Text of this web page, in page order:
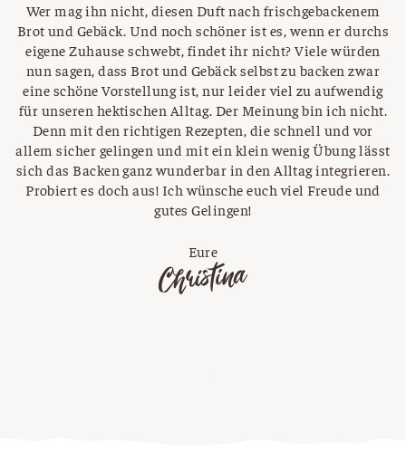
Wer mag ihn nicht, diesen Duft nach frischgebackenem
Brot und Gebäck. Und noch schöner ist es, wenn er durchs
eigene Zuhause schwebt, findet ihr nicht? Viele würden
nun sagen, dass Brot und Gebäck selbst zu backen zwar
eine schöne Vorstellung ist, nur leider viel zu aufwendig
für unseren hektischen Alltag. Der Meinung bin ich nicht.
Denn mit den richtigen Rezepten, die schnell und vor
allem sicher gelingen und mit ein klein wenig Übung lässt
sich das Backen ganz wunderbar in den Alltag integrieren.
Probiert es doch aus! Ich wünsche euch viel Freude und
gutes Gelingen!
Eure